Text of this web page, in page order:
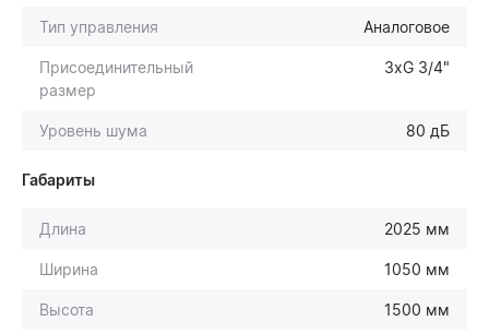
Тип управления Аналоговое
Присоединительный
размер
3хG 3/4"
Уровень шума 80 дБ
Габариты
Длина 2025 мм
Ширина 1050 мм
Высота 1500 мм